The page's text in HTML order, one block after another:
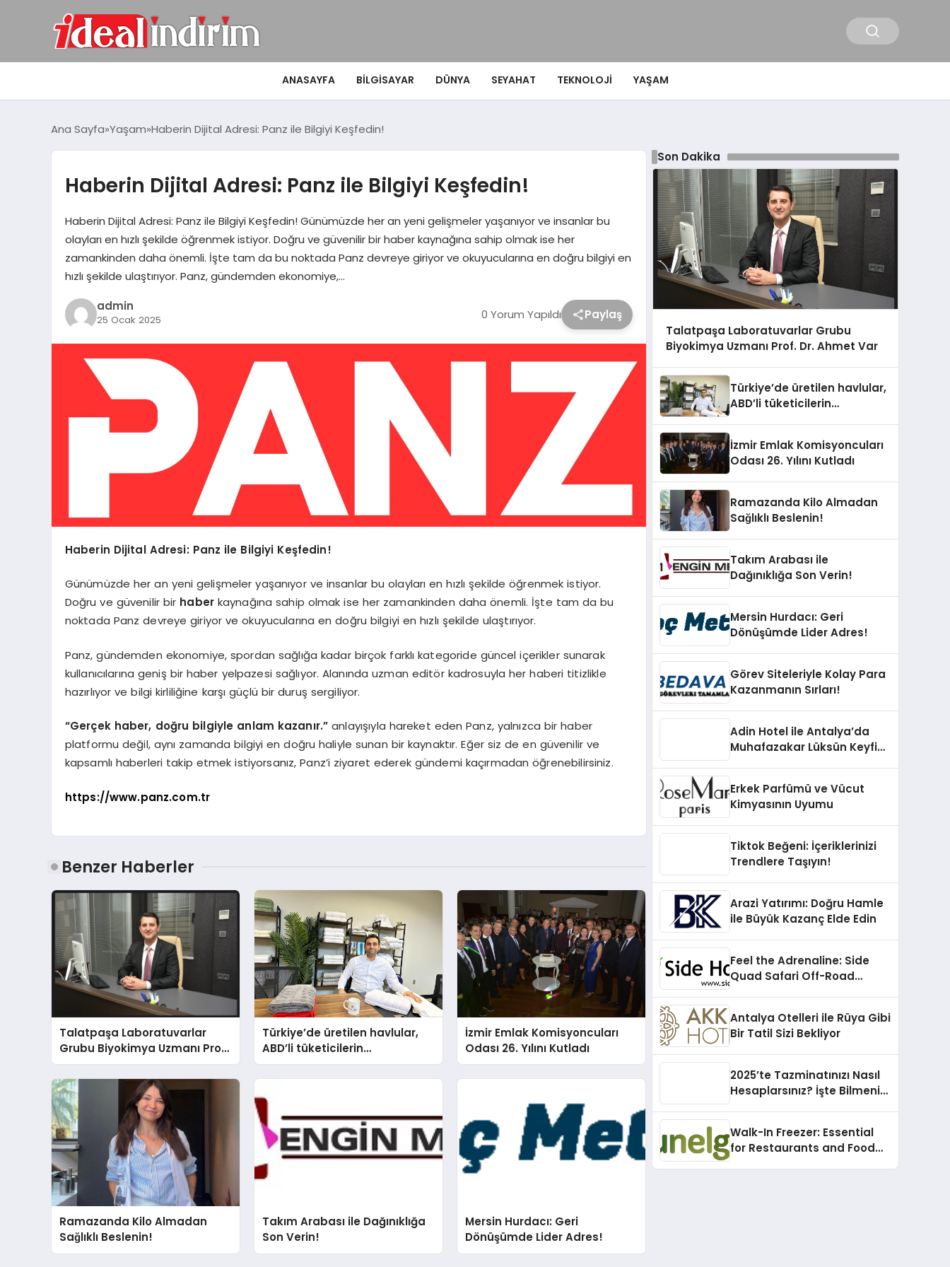
ANASAYFA BILGISAYAR DÜNYA SEYAHAT TEKNOLOJI YAŞAM
Ana Sayfa Yaşam Haberin Dijital Adresi: Panz ile Bilgiyi Keşfedin!
Haberin Dijital Adresi: Panz ile Bilgiyi Keşfedin!
Haberin Dijital Adresi: Panz ile Bilgiyi Keşfedin! Günümüzde her an yeni gelişmeler yaşanıyor ve insanlar bu
olayları en hızlı şekilde öğrenmek istiyor. Doğru ve güvenilir bir haber kaynağına sahip olmak ise her
zamankinden daha önemli. İşte tam da bu noktada Panz devreye giriyor ve okuyucularına en doğru bilgiyi en
hızlı şekilde ulaştırıyor. Panz, gündemden ekonomiye,…
admin
25 Ocak 2025 0 Yorum Yapıldı Paylaş
Haberin Dijital Adresi: Panz ile Bilgiyi Keşfedin!
Günümüzde her an yeni gelişmeler yaşanıyor ve insanlar bu olayları en hızlı şekilde öğrenmek istiyor.
Doğru ve güvenilir bir haberkaynağına sahip olmak ise her zamankinden daha önemli. İşte tam da bu
noktada Panz devreye giriyor ve okuyucularına en doğru bilgiyi en hızlı şekilde ulaştırıyor.
Panz, gündemden ekonomiye, spordan sağlığa kadar birçok farklı kategoride güncel içerikler sunarak
kullanıcılarına geniş bir haber yelpazesi sağlıyor. Alanında uzman editör kadrosuyla her haberi titizlikle
hazırlıyor ve bilgi kirliliğine karşı güçlü bir duruş sergiliyor.
“Gerçek haber, doğru bilgiyle anlam kazanır.” anlayışıyla hareket eden Panz, yalnızca bir haber
platformu değil, aynı zamanda bilgiyi en doğru haliyle sunan bir kaynaktır. Eğer siz de en güvenilir ve
kapsamlı haberleri takip etmek istiyorsanız, Panz’i ziyaret ederek gündemi kaçırmadan öğrenebilirsiniz.
https://www.panz.com.tr
Benzer Haberler
Talatpaşa Laboratuvarlar
Grubu Biyokimya Uzmanı Prof.
Dr. Ahmet Var
Türkiye’de üretilen havlular,
ABD’li tüketicilerin
banyosunda baş kahraman
oluyor
İzmir Emlak Komisyoncuları
Odası 26. Yılını Kutladı
Ramazanda Kilo Almadan
Sağlıklı Beslenin!
Takım Arabası ile Dağınıklığa
Son Verin!
Mersin Hurdacı: Geri
Dönüşümde Lider Adres!
Son Dakika
Talatpaşa Laboratuvarlar Grubu
Biyokimya Uzmanı Prof. Dr. Ahmet Var
Türkiye’de üretilen havlular,
ABD’li tüketicilerin
İzmir Emlak Komisyoncuları
Odası 26. Yılını Kutladı
Ramazanda Kilo Almadan
Sağlıklı Beslenin!
Takım Arabası ile
Dağınıklığa Son Verin!
Mersin Hurdacı: Geri
Dönüşümde Lider Adres!
Görev Siteleriyle Kolay Para
Kazanmanın Sırları!
Adin Hotel ile Antalya’da
Muhafazakar Lüksün Keyfini
Erkek Parfümü ve Vücut
Kimyasının Uyumu
Tiktok Beğeni: İçeriklerinizi
Trendlere Taşıyın!
Arazi Yatırımı: Doğru Hamle
ile Büyük Kazanç Elde Edin
Feel the Adrenaline: Side
Quad Safari Off-Road
Antalya Otelleri ile Rüya Gibi
Bir Tatil Sizi Bekliyor
2025’te Tazminatınızı Nasıl
Hesaplarsınız? İşte Bilmeniz
Walk-In Freezer: Essential
for Restaurants and Food